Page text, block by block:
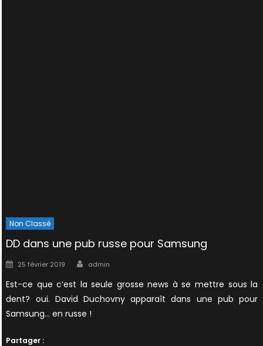
Non Classé
DD dans une pub russe pour Samsung
Posted
25 février 2019 Author
admin
Est-ce que c’est la seule grosse news à se mettre sous la
dent? oui. David Duchovny apparaît dans une pub pour
Samsung… en russe !
Partager :